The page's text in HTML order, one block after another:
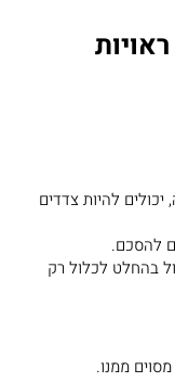
להיות צדדים
להסכם.
בהחלט לכלול רק
ממנו.